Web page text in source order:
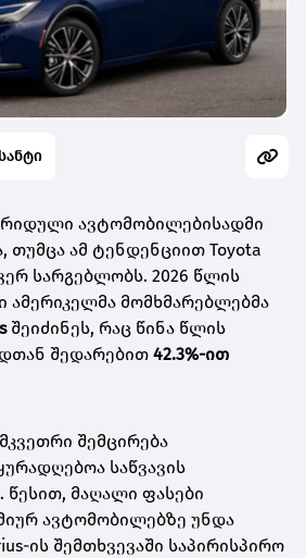
ავტომობილებისადმი
თუმცა ამ ტენდენციით Toyota
სარგებლობს. 2026 წლის
ამერიკელმა მომხმარებლებმა
შეიძინეს, რაც წინა წლის
შედარებით 42.3%-ით
შემცირება
საწვავის
წესით, მაღალი ფასები
ავტომობილებზე უნდა
ის შემთხვევაში საპირისპირო